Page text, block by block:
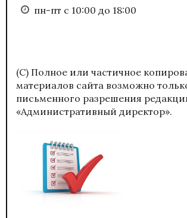
пн-пт с 10:00 до 18:00
(С) Полное или частичное
материалов сайта возможно
письменного разрешения
«Административный директор».